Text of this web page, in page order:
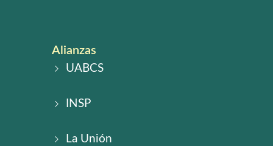
Alianzas
UABCS
INSP
La Unión